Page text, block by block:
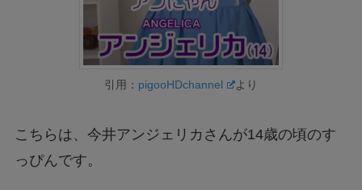
引用： pigooHDchannel より
こちらは、今井アンジェリカさんが14歳の頃のす
っぴんです。